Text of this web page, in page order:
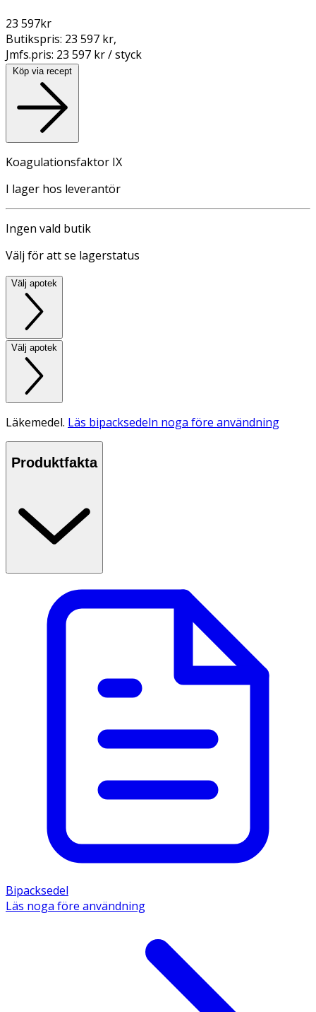
23 597kr
Butikspris: 23 597 kr,
Jmfs.pris: 23 597 kr / styck
Köp via recept
Koagulationsfaktor IX
I lager hos leverantör
Ingen vald butik
Välj för att se lagerstatus
Välj apotek
Välj apotek
Läkemedel. Läs bipacksedeln noga före användning
Produktfakta
Bipacksedel
Läs noga före användning